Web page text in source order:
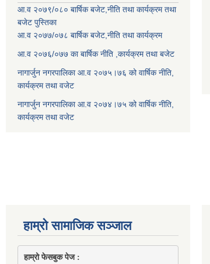
आ.व २०७९/०८० बार्षिक बजेट,नीति तथा कार्यक्रम तथा
बजेट पुस्तिका
आ.व २०७७/०७८ बार्षिक बजेट,नीति तथा कार्यक्रम
आ.व २०७६/०७७ का बार्षिक नीति ,कार्यक्रम तथा बजेट
नागार्जुन नगरपालिका आ.व २०७५।७६ को वार्षिक नीति,
कार्यक्रम तथा वजेट
नागार्जुन नगरपालिका आ.व २०७४।७५ को वार्षिक नीति,
कार्यक्रम तथा वजेट
हाम्रो सामाजिक सञ्जाल
हाम्रो फेसबुक पेज :